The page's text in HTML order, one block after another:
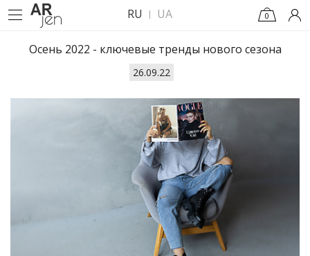
RU UA 0
Осень 2022 - ключевые тренды нового сезона
26.09.22